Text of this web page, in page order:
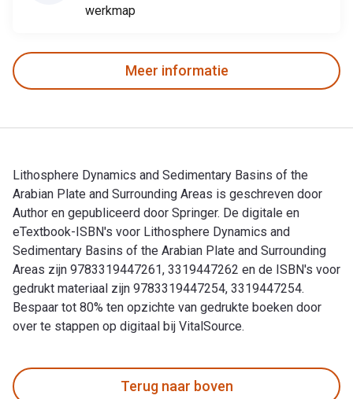
werkmap
Meer informatie
Lithosphere Dynamics and Sedimentary Basins of the
Arabian Plate and Surrounding Areas is geschreven door
Author en gepubliceerd door Springer. De digitale en
eTextbook-ISBN's voor Lithosphere Dynamics and
Sedimentary Basins of the Arabian Plate and Surrounding
Areas zijn 9783319447261, 3319447262 en de ISBN's voor
gedrukt materiaal zijn 9783319447254, 3319447254.
Bespaar tot 80% ten opzichte van gedrukte boeken door
over te stappen op digitaal bij VitalSource.
Terug naar boven